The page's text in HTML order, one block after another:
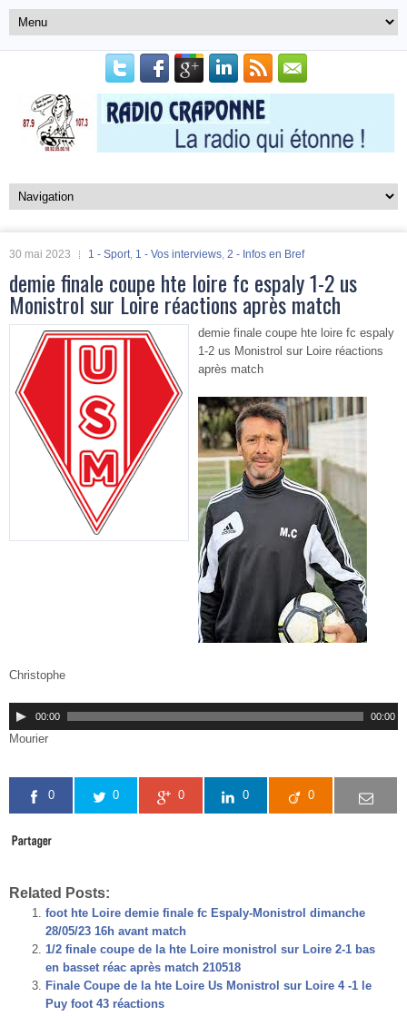
30 mai 2023 1 - Sport, 1 - Vos interviews, 2 - Infos en Bref
demie finale coupe hte loire fc espaly 1-2 us
Monistrol sur Loire réactions après match
demie finale coupe hte loire fc espaly
1-2 us Monistrol sur Loire réactions
après match
Christophe
00:00 00:00
Mourier
0 0 0 0 0
Related Posts:
foot hte Loire demie finale fc Espaly-Monistrol dimanche
28/05/23 16h avant match
1/2 finale coupe de la hte Loire monistrol sur Loire 2-1 bas
en basset réac après match 210518
Finale Coupe de la hte Loire Us Monistrol sur Loire 4 -1 le
Puy foot 43 réactions